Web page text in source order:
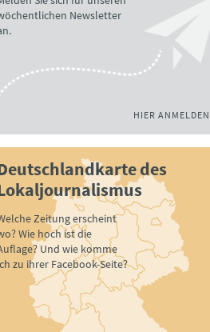
Newsletter
HIER ANMELDEN
des
Zeitung erscheint
Wie hoch ist die
Und wie komme
zu ihrer Facebook-Seite?